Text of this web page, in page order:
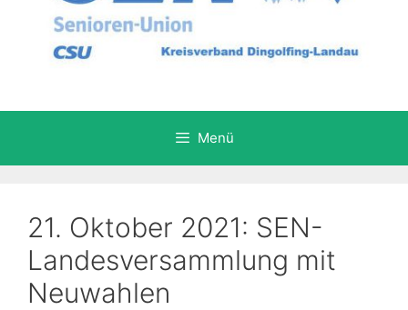
Menü
21. Oktober 2021: SEN-
Landesversammlung mit
Neuwahlen